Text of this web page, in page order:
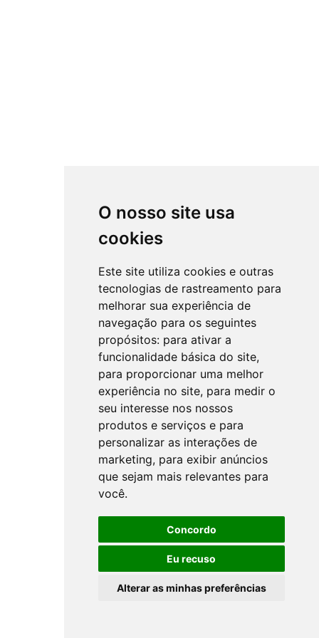
O nosso site usa
cookies
Este site utiliza cookies e outras
tecnologias de rastreamento para
melhorar sua experiência de
navegação para os seguintes
propósitos: para ativar a
funcionalidade básica do site,
para proporcionar uma melhor
experiência no site, para medir o
seu interesse nos nossos
produtos e serviços e para
personalizar as interações de
marketing, para exibir anúncios
que sejam mais relevantes para
você.
Concordo
Eu recuso
Alterar as minhas preferências